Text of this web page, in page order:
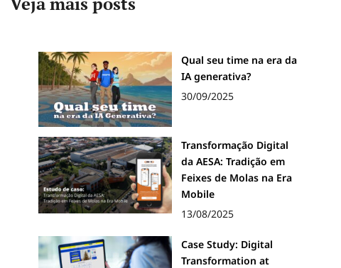
Qual seu time na era da
IA generativa?
30/09/2025
Transformação Digital
da AESA: Tradição em
Feixes de Molas na Era
Mobile
13/08/2025
Case Study: Digital
Transformation at